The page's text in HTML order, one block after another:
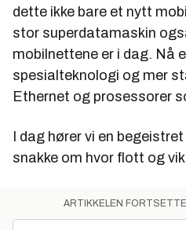
dette ikke bare et nytt
stor superdatamaskin
mobilnettene er i dag. Nå
spesialteknologi og mer
Ethernet og prosessorer
I dag hører vi en
snakke om hvor flott og
ARTIKKELEN